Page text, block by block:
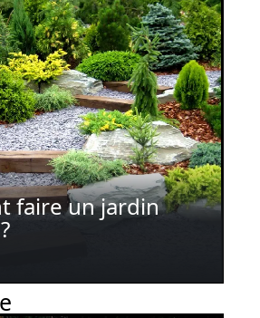
faire un jardin